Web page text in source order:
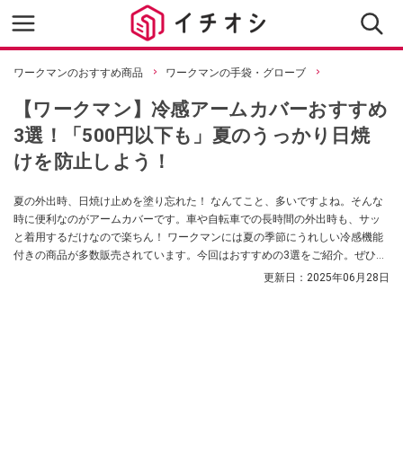
ワークマンのおすすめ商品 ワークマンの手袋・グローブ
【ワークマン】冷感アームカバーおすすめ
3選！「500円以下も」夏のうっかり日焼
けを防止しよう！
夏の外出時、日焼け止めを塗り忘れた！ なんてこと、多いですよね。そんな
時に便利なのがアームカバーです。車や自転車での長時間の外出時も、サッ
と着用するだけなので楽ちん！ ワークマンには夏の季節にうれしい冷感機能
付きの商品が多数販売されています。今回はおすすめの3選をご紹介。ぜひ参
更新日： 2025年06月28日